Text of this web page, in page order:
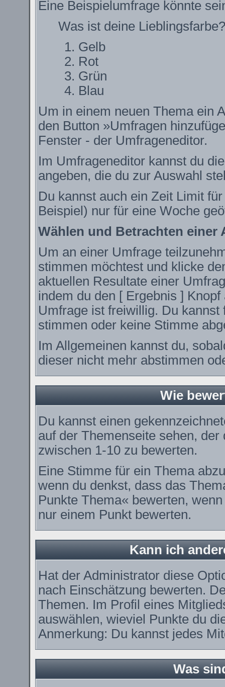
Eine Beispielumfrage könnte
Was ist deine Lieblingsfarbe?
Gelb
Rot
Grün
Blau
Um in einem neuen Thema ein
den Button »Umfragen
Fenster - der Umfrageneditor.
Im Umfrageneditor kannst du
angeben, die du zur Auswahl
Du kannst auch ein Zeit Limit
Beispiel) nur für eine Woche
Wählen und Betrachten einer
Um an einer Umfrage
stimmen möchtest und klicke
aktuellen Resultate einer
indem du den [ Ergebnis ]
Umfrage ist freiwillig. Du
stimmen oder keine Stimme
Im Allgemeinen kannst du,
dieser nicht mehr abstimmen
Wie
Du kannst einen
auf der Themenseite sehen,
zwischen 1-10 zu bewerten.
Eine Stimme für ein Thema
wenn du denkst, dass das
Punkte Thema« bewerten,
nur einem Punkt bewerten.
Kann ich
Hat der Administrator diese
nach Einschätzung bewerten.
Themen. Im Profil eines
auswählen, wieviel Punkte du
Anmerkung: Du kannst jedes
Was